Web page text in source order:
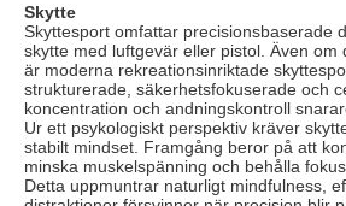
Skytte
Skyttesport omfattar precisionsbaserade
skytte med luftgevär eller pistol. Även om
är moderna rekreationsinriktade
strukturerade, säkerhetsfokuserade och
koncentration och andningskontroll
Ur ett psykologiskt perspektiv kräver
stabilt mindset. Framgång beror på att
minska muskelspänning och behålla
Detta uppmuntrar naturligt mindfulness,